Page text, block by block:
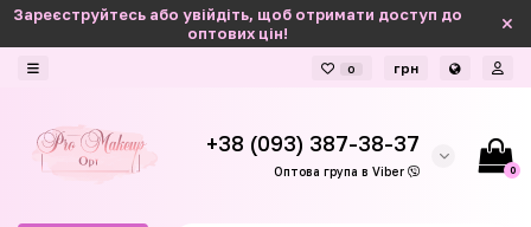
Зареєструйтесь або увійдіть, щоб отримати доступ до
оптових цін!
0 грн
+38 (093) 387-38-37
Оптова група в Viber 0